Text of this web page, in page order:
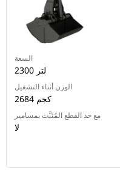
السعة
2300 لتر
الوزن أثناء التشغيل
2684 كجم
مع حد القطع المُثبَّت بمسامير
لا